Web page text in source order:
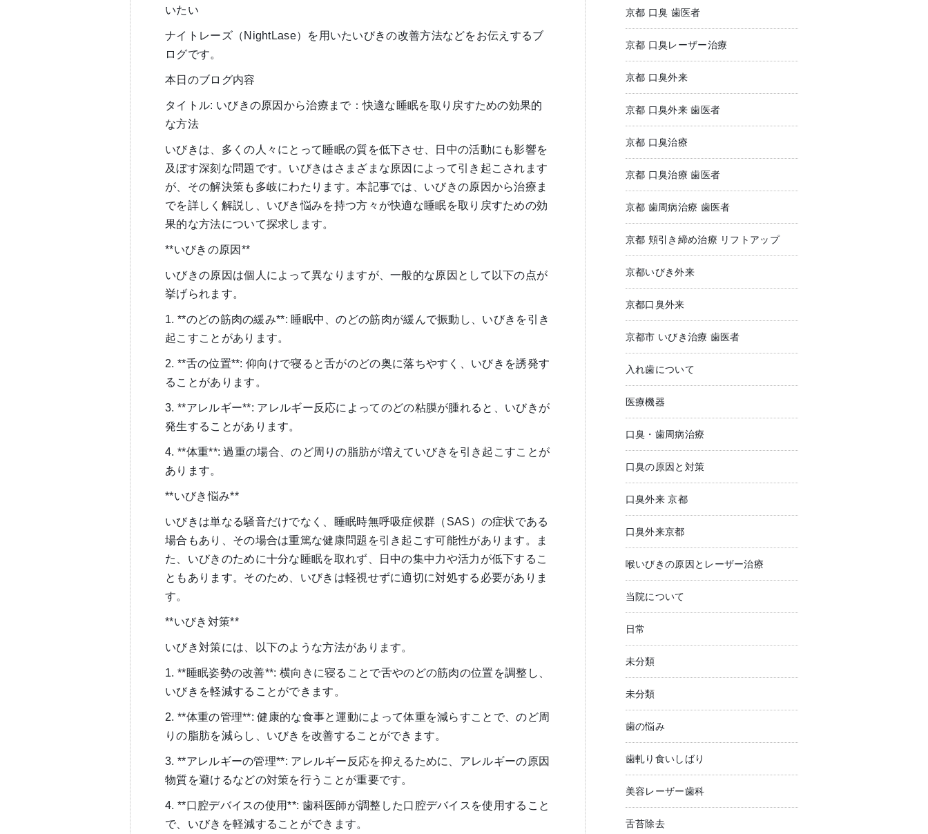
いたい
ナイトレーズ（NightLase）を用いたいびきの改善方法などをお伝えするブ
ログです。
本日のブログ内容
タイトル: いびきの原因から治療まで：快適な睡眠を取り戻すための効果的
な方法
いびきは、多くの人々にとって睡眠の質を低下させ、日中の活動にも影響を
及ぼす深刻な問題です。いびきはさまざまな原因によって引き起こされます
が、その解決策も多岐にわたります。本記事では、いびきの原因から治療ま
でを詳しく解説し、いびき悩みを持つ方々が快適な睡眠を取り戻すための効
果的な方法について探求します。
**いびきの原因**
いびきの原因は個人によって異なりますが、一般的な原因として以下の点が
挙げられます。
1. **のどの筋肉の緩み**: 睡眠中、のどの筋肉が緩んで振動し、いびきを引き
起こすことがあります。
2. **舌の位置**: 仰向けで寝ると舌がのどの奥に落ちやすく、いびきを誘発す
ることがあります。
3. **アレルギー**: アレルギー反応によってのどの粘膜が腫れると、いびきが
発生することがあります。
4. **体重**: 過重の場合、のど周りの脂肪が増えていびきを引き起こすことが
あります。
**いびき悩み**
いびきは単なる騒音だけでなく、睡眠時無呼吸症候群（SAS）の症状である
場合もあり、その場合は重篤な健康問題を引き起こす可能性があります。ま
た、いびきのために十分な睡眠を取れず、日中の集中力や活力が低下するこ
ともあります。そのため、いびきは軽視せずに適切に対処する必要がありま
す。
**いびき対策**
いびき対策には、以下のような方法があります。
1. **睡眠姿勢の改善**: 横向きに寝ることで舌やのどの筋肉の位置を調整し、
いびきを軽減することができます。
2. **体重の管理**: 健康的な食事と運動によって体重を減らすことで、のど周
りの脂肪を減らし、いびきを改善することができます。
3. **アレルギーの管理**: アレルギー反応を抑えるために、アレルギーの原因
物質を避けるなどの対策を行うことが重要です。
4. **口腔デバイスの使用**: 歯科医師が調整した口腔デバイスを使用すること
で、いびきを軽減することができます。
京都 口臭 歯医者
京都 口臭レーザー治療
京都 口臭外来
京都 口臭外来 歯医者
京都 口臭治療
京都 口臭治療 歯医者
京都 歯周病治療 歯医者
京都 頬引き締め治療 リフトアップ
京都いびき外来
京都口臭外来
京都市 いびき治療 歯医者
入れ歯について
医療機器
口臭・歯周病治療
口臭の原因と対策
口臭外来 京都
口臭外来京都
喉いびきの原因とレーザー治療
当院について
日常
未分類
未分類
歯の悩み
歯軋り食いしばり
美容レーザー歯科
舌苔除去